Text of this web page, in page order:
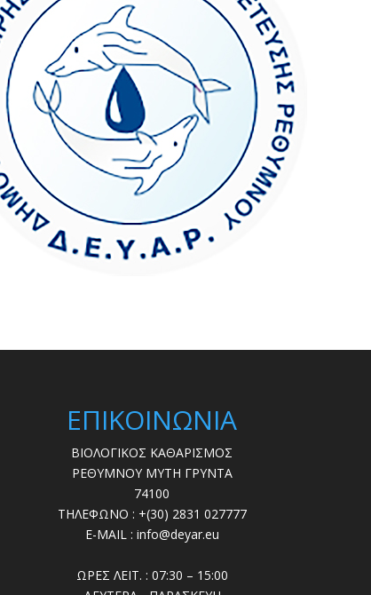
ΕΠΙΚΟΙΝΩΝΙΑ
ΒΙΟΛΟΓΙΚΟΣ ΚΑΘΑΡΙΣΜΟΣ
ΡΕΘΥΜΝΟΥ ΜΥΤΗ ΓΡΥΝΤΑ
74100
ΤΗΛΕΦΩΝΟ : +(30) 2831 027777
E-MAIL : info@deyar.eu
ΩΡΕΣ ΛΕΙΤ. : 07:30 – 15:00